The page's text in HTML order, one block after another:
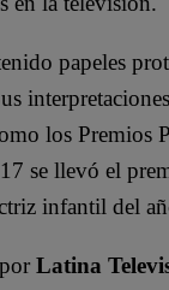
papeles
los Premios
se llevó el
infantil del
Latina